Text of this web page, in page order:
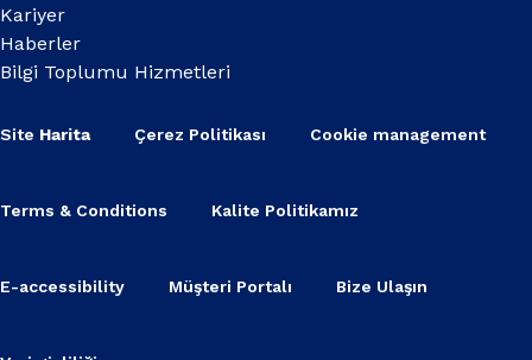
Kariyer
Haberler
Bilgi Toplumu Hizmetleri
Site Harita Çerez Politikası Cookie management
Terms & Conditions Kalite Politikamız
E-accessibility Müşteri Portalı Bize Ulaşın